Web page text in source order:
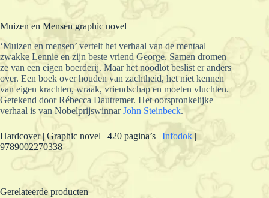
Muizen en Mensen graphic novel
‘Muizen en mensen’ vertelt het verhaal van de mentaal
zwakke Lennie en zijn beste vriend George. Samen dromen
ze van een eigen boerderij. Maar het noodlot beslist er anders
over. Een boek over houden van zachtheid, het niet kennen
van eigen krachten, wraak, vriendschap en moeten vluchten.
Getekend door Rébecca Dautremer. Het oorspronkelijke
verhaal is van NobelprijswinnarJohn Steinbeck.
Hardcover | Graphic novel | 420 pagina’s | Infodok |
9789002270338
Gerelateerde producten